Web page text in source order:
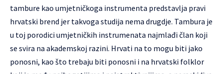
tambure kao umjetničkoga instrumenta predstavlja pravi
hrvatski brend jer takvoga studija nema drugdje. Tambura je
u toj porodici umjetničkih instrumenata najmlađi član koji
se svira na akademskoj razini. Hrvati na to mogu biti jako
ponosni, kao što trebaju biti ponosni i na hrvatski folklor